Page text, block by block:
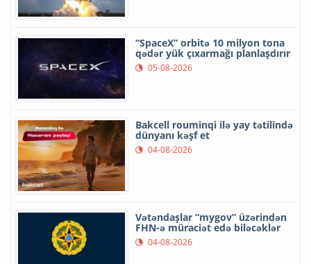
“SpaceX” orbitə 10 milyon tona
qədər yük çıxarmağı planlaşdırır
05-08-2026
Bakcell rouminqi ilə yay tətilində
dünyanı kəşf et
04-08-2026
Vətəndaşlar “mygov” üzərindən
FHN-ə müraciət edə biləcəklər
04-08-2026